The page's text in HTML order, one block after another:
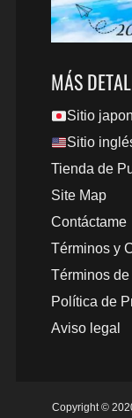
MÁS
Sitio
Sitio
Tienda de
Site Map
Contáctame
Términos y
Términos
Política de
Aviso legal
Copyright ©